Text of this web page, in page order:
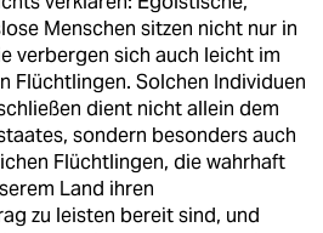
Menschen sitzen nicht nur in
verbergen sich auch leicht im
Flüchtlingen. Solchen Individuen
dient nicht allein dem
sondern besonders auch
Flüchtlingen, die wahrhaft
Land ihren
zu leisten bereit sind, und